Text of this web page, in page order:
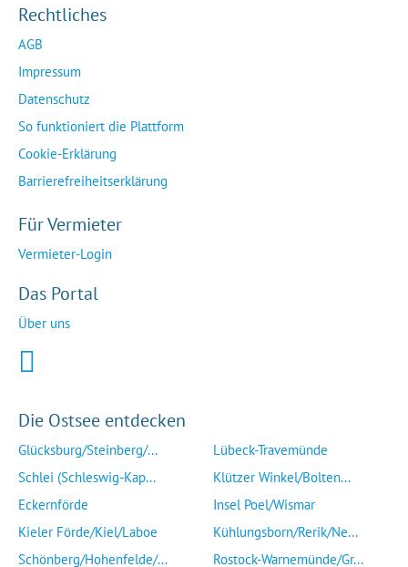
Rechtliches
AGB
Impressum
Datenschutz
So funktioniert die Plattform
Cookie-Erklärung
Barrierefreiheitserklärung
Für Vermieter
Vermieter-Login
Das Portal
Über uns
Die Ostsee entdecken
Glücksburg/Steinberg/...
Schlei (Schleswig-Kap...
Eckernförde
Kieler Förde/Kiel/Laboe
Schönberg/Hohenfelde/...
Lübeck-Travemünde
Klützer Winkel/Bolten...
Insel Poel/Wismar
Kühlungsborn/Rerik/Ne...
Rostock-Warnemünde/Gr...